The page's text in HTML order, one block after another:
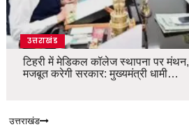
उत्तराखंड
टिहरी में मेडिकल कॉलेज स्थापना पर
मजबूत करेगी सरकार: मुख्यमंत्री धामी…
उत्तराखंड